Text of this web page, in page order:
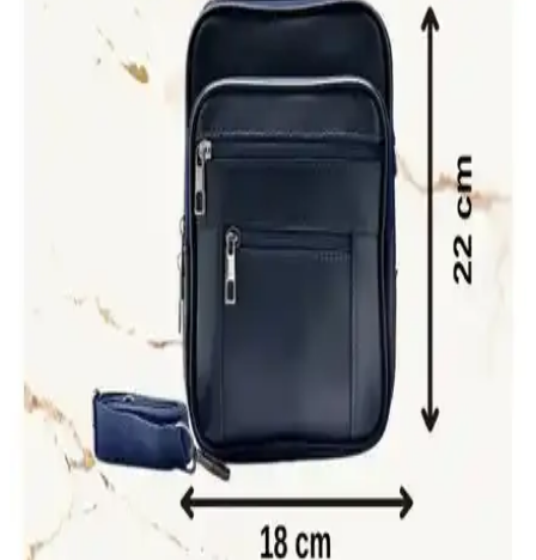
En Güncel Çanta Trendleri ve Seçim Rehberi: Stil
Sahibi Olmanın Anahtarı
Günümüzde çantalar, şıklık ve fonksiyonelliğin birleştiği en önemli
aksesuarlar arasında yer alıyor. Trendler, modeller ve seçim
önerileriyle stilinizi tamamlayın.
PAWWAYS Büyük Boy Siyah File Plaj Çantası
Fonksiyonellik ve Estetiğin Buluşması
PAWWAYS'in büyük boy, siyah renkli file plaj çantası, hafif ve
dayanıklı yapısıyla hava alır, geniş iç hacmiyle pratik kullanım
sağlar, sürdürülebilir ve şık tasarımıyla öne çıkar.
Beyaz Çanta Seçimi ve Bakımıyla Moda İfadenizi
Güçlendirin
Beyaz çanta, çok yönlü kullanımı ve şıklığıyla moda dünyasında
öne çıkar. Kaliteli seçim ve bakım ipuçlarıyla uzun ömürlü ve şık bir
aksesuar elde edin.
Byhakan NW-2033 Kulaklıklı USB Çıkışlı Omuz ve
Bel Çantası Detaylı İnceleme